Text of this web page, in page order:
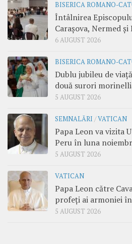
BISERICA ROMANO-
Întâlnirea
Carașova, Nermed și
6 AUGUST 2026
BISERICA ROMANO-
Dublu jubileu de
două surori
5 AUGUST 2026
SEMNALĂRI /VATICAN
Papa Leon va vizita
Peru în luna
5 AUGUST 2026
VATICAN
Papa Leon către
profeți ai armoniei
5 AUGUST 2026